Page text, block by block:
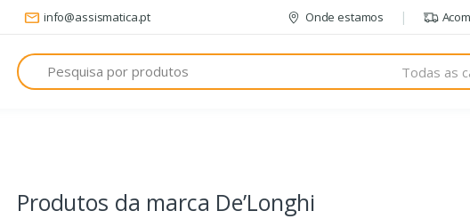
info@assismatica.pt Onde estamos
Pesquisa
Todas as
Produtos da marca De’Longhi